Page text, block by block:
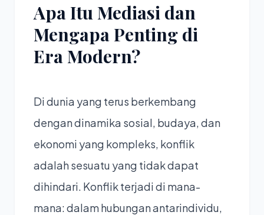
Apa Itu Mediasi dan
Mengapa Penting di
Era Modern?
Di dunia yang terus berkembang
dengan dinamika sosial, budaya, dan
ekonomi yang kompleks, konflik
adalah sesuatu yang tidak dapat
dihindari. Konflik terjadi di mana-
mana: dalam hubungan antarindividu,